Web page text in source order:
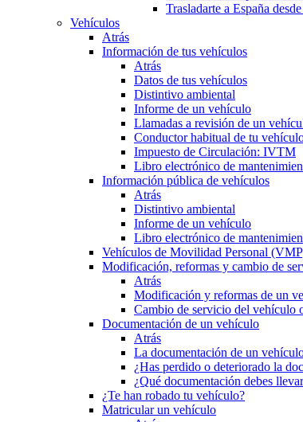
Trasladarte a España
Vehículos
Atrás
Información de tus vehículos
Atrás
Datos de tus vehículos
Distintivo ambiental
Informe de un vehículo
Llamadas a revisión de un
Conductor habitual de tu
Impuesto de Circulación: IVTM
Libro electrónico de
Información pública de vehículos
Atrás
Distintivo ambiental
Informe de un vehículo
Libro electrónico de
Vehículos de Movilidad Personal
Modificación, reformas y cambio de
Atrás
Modificación y reformas de un
Cambio de servicio del vehículo
Documentación de un vehículo
Atrás
La documentación de un
¿Has perdido o deteriorado la
¿Qué documentación debes
¿Te han robado tu vehículo?
Matricular un vehículo